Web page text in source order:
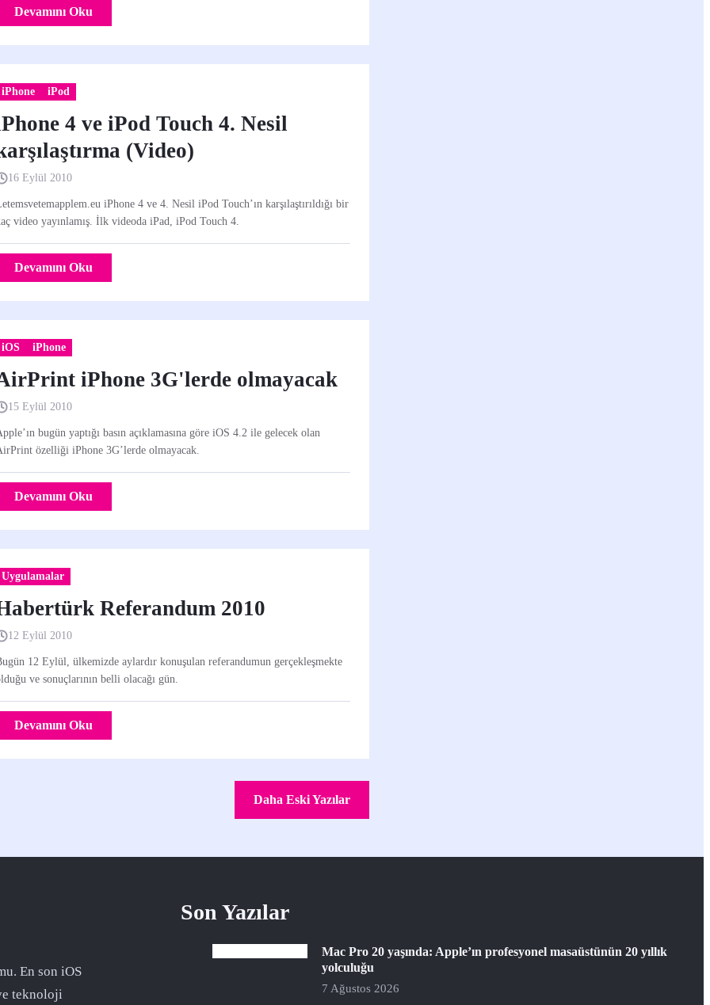
Devamını Oku
iPhone iPod
4 ve iPod Touch 4. Nesil
(Video)
16 Eylül 2010
iPhone 4 ve 4. Nesil iPod Touch’ın karşılaştırıldığı bir
video yayınlamış. İlk videoda iPad, iPod Touch 4.
Devamını Oku
iOS iPhone
iPhone 3G'lerde olmayacak
15 Eylül 2010
bugün yaptığı basın açıklamasına göre iOS 4.2 ile gelecek olan
özelliği iPhone 3G’lerde olmayacak.
Devamını Oku
Uygulamalar
Referandum 2010
12 Eylül 2010
12 Eylül, ülkemizde aylardır konuşulan referandumun gerçekleşmekte
ve sonuçlarının belli olacağı gün.
Devamını Oku
Daha Eski Yazılar
En son iOS
teknoloji
Son Yazılar
Mac Pro 20 yaşında: Apple’ın profesyonel masaüstünün 20 yıllık
yolculuğu
7 Ağustos 2026